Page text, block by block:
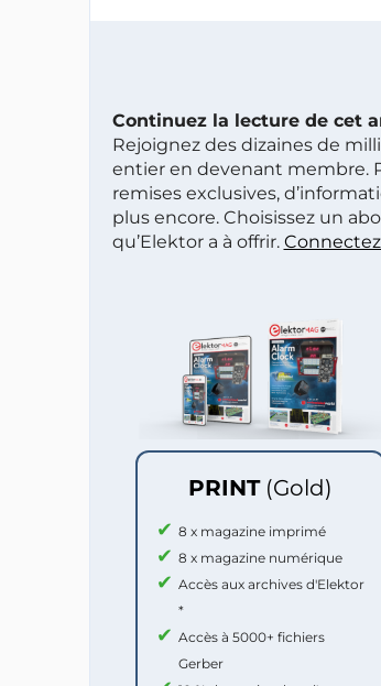
Continuez la lecture de cet
Rejoignez des dizaines de
entier en devenant membre.
remises exclusives,
plus encore. Choisissez un
qu’Elektor a à offrir.
PRINT (Gold)
8 x magazine imprimé
8 x magazine numérique
Accès aux archives d'Elektor
*
Accès à 5000+ fichiers
Gerber